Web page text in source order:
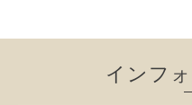
インフ